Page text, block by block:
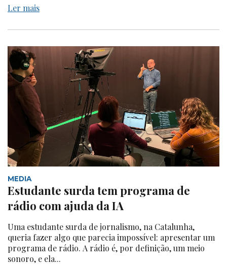
Ler mais
MEDIA
Estudante surda tem programa de
rádio com ajuda da IA
Uma estudante surda de jornalismo, na Catalunha,
queria fazer algo que parecia impossível: apresentar um
programa de rádio. A rádio é, por definição, um meio
sonoro, e ela...